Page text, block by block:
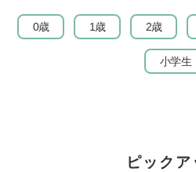
0歳 1歳 2歳
小学生
ピックア